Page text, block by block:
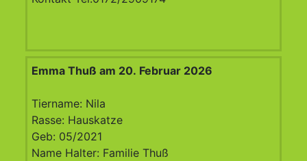
Emma Thuß am 20. Februar 2026
Tiername: Nila
Rasse: Hauskatze
Geb: 05/2021
Name Halter: Familie Thuß